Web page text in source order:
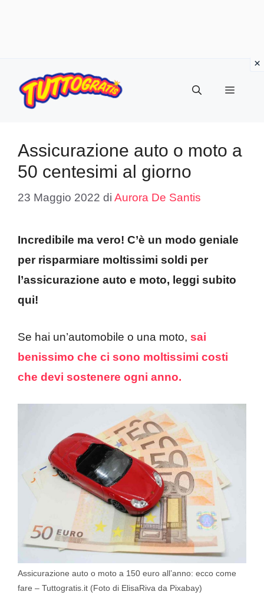
contenuto
Menu
Assicurazione auto o moto a
50 centesimi al giorno
23 Maggio 2022 di Aurora De Santis
Incredibile ma vero! C’è un modo geniale
per risparmiare moltissimi soldi per
l’assicurazione auto e moto, leggi subito
qui!
Se hai un’automobile o una moto, sai
benissimo che ci sono moltissimi costi
che devi sostenere ogni anno.
Assicurazione auto o moto a 150 euro all’anno: ecco come
fare – Tuttogratis.it (Foto di ElisaRiva da Pixabay)